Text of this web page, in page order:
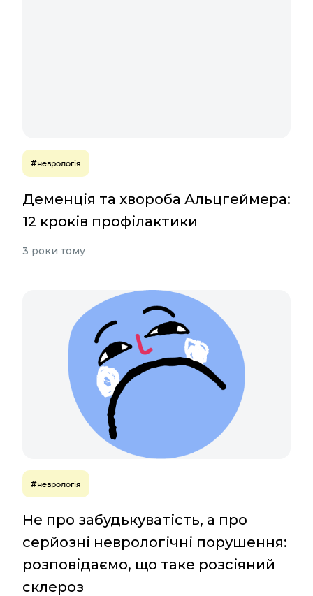
#неврологія
Деменція та хвороба Альцгеймера:
12 кроків профілактики
3 роки тому
#неврологія
Не про забудькуватість, а про
серйозні неврологічні порушення:
розповідаємо, що таке розсіяний
склероз